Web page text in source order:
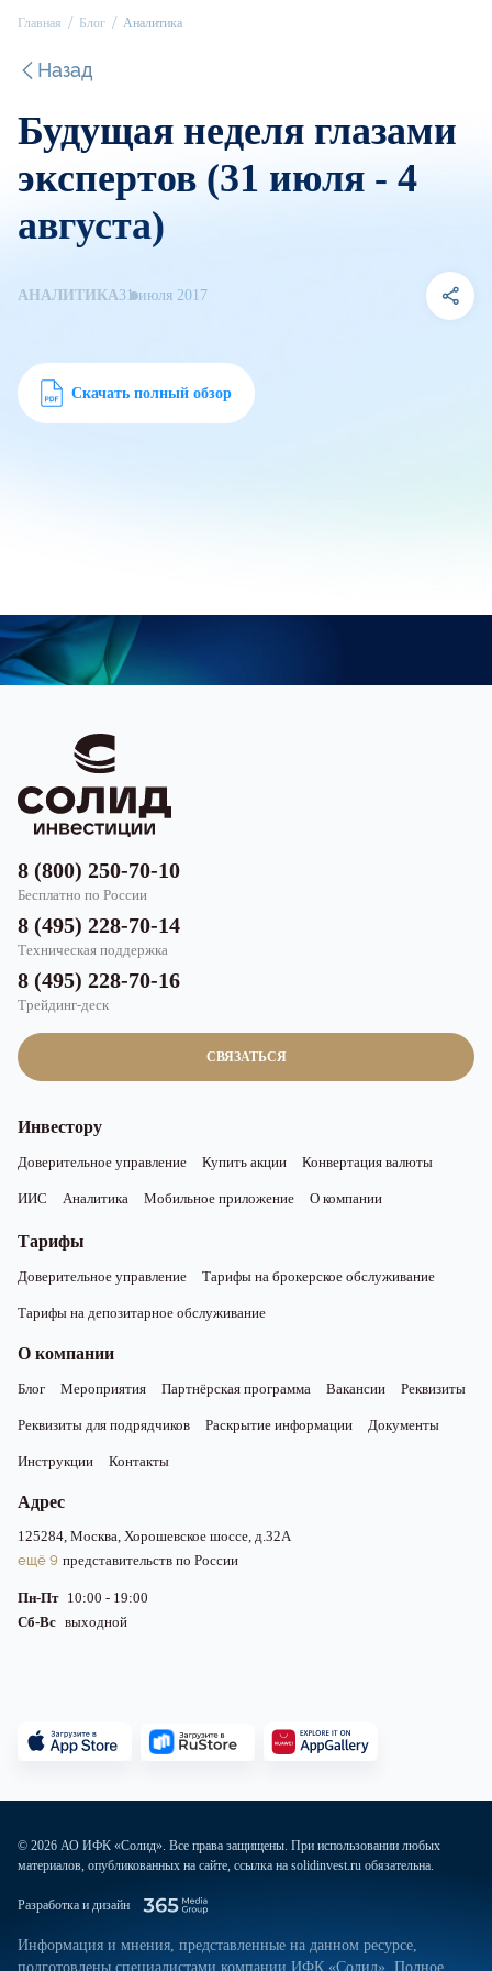
Главная Блог Аналитика
Назад
Будущая неделя глазами
экспертов (31 июля - 4
августа)
АНАЛИТИКА31 июля 2017
Скачать полный обзор
СВЯЗАТЬСЯ
8 (800) 250-70-10
Бесплатно по России
8 (495) 228-70-14
Техническая поддержка
8 (495) 228-70-16
Трейдинг-деск
Инвестору
Доверительное управление Купить акции Конвертация валюты
ИИС Аналитика Мобильное приложение О компании
Тарифы
Доверительное управление Тарифы на брокерское обслуживание
Тарифы на депозитарное обслуживание
О компании
Блог Мероприятия Партнёрская программа Вакансии Реквизиты
Реквизиты для подрядчиков Раскрытие информации Документы
Инструкции Контакты
Адрес
125284, Москва, Хорошевское шоссе, д.32А
ещё 9 представительств по России
Пн-Пт 10:00 - 19:00
Сб-Вс выходной
© 2026 АО ИФК «Солид». Все права защищены. При использовании любых
материалов, опубликованных на сайте, ссылка на solidinvest.ru обязательна.
Разработка и дизайн
Информация и мнения, представленные на данном ресурсе,
подготовлены специалистами компании ИФК «Солид». Полное